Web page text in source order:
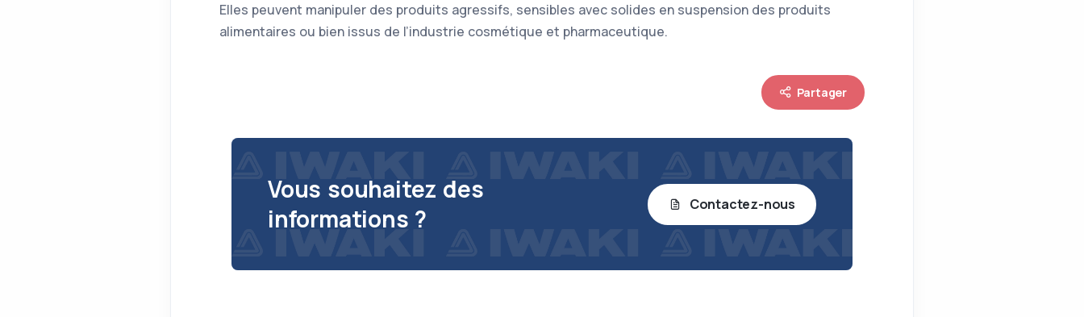
Elles peuvent manipuler des produits agressifs, sensibles avec solides en suspension des produits
alimentaires ou bien issus de l’industrie cosmétique et pharmaceutique.
Partager
Vous souhaitez des
informations ?
Contactez-nous